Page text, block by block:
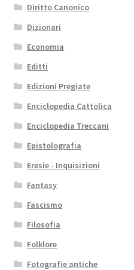
Diritto Canonico
Dizionari
Economia
Editti
Edizioni Pregiate
Enciclopedia Cattolica
Enciclopedia Treccani
Epistolografia
Eresie - Inquisizioni
Fantasy
Fascismo
Filosofia
Folklore
Fotografie antiche